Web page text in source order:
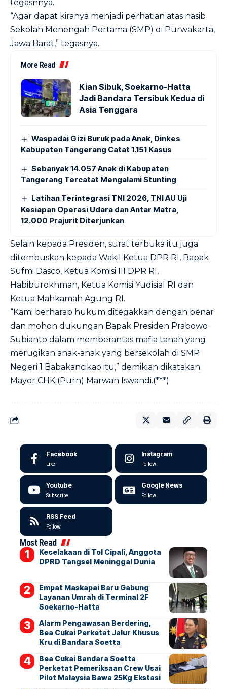
tegasnnya.
“Agar dapat kiranya menjadi perhatian atas nasib
Sekolah Menengah Pertama (SMP) di Purwakarta,
Jawa Barat,” tegasnya.
More Read
Kian Sibuk, Soekarno-Hatta
Jadi Bandara Tersibuk Kedua di
Asia Tenggara
Waspadai Gizi Buruk pada Anak, Dinkes
Kabupaten Tangerang Catat 1.151 Kasus
Sebanyak 14.057 Anak di Kabupaten
Tangerang Tercatat Mengalami Stunting
Latihan Terintegrasi TNI 2026, TNI AU Uji
Kesiapan Operasi Udara dan Antar Matra,
12.000 Prajurit Diterjunkan
Selain kepada Presiden, surat terbuka itu juga
ditembuskan kepada Wakil Ketua DPR RI, Bapak
Sufmi Dasco, Ketua Komisi III DPR RI,
Habiburokhman, Ketua Komisi Yudisial RI dan
Ketua Mahkamah Agung RI.
“Kami berharap hukum ditegakkan dengan benar
dan mohon dukungan Bapak Presiden Prabowo
Subianto dalam memberantas mafia tanah yang
merugikan anak-anak yang bersekolah di SMP
Negeri 1 Babakancikao itu,” demikian dikatakan
Mayor CHK (Purn) Marwan Iswandi.(***)
Facebook
Like
Instagram
Follow
Youtube
Subscribe
Google News
Follow
RSS Feed
Follow
Most Read
Kecelakaan di Tol Cipali, Anggota
DPRD Tangsel Meninggal Dunia
Empat Maskapai Baru Gabung
Layanan Umrah di Terminal 2F
Soekarno-Hatta
Alarm Pengawasan Berdering,
Bea Cukai Perketat Jalur Khusus
Kru di Bandara Soetta
Bea Cukai Bandara Soetta
Perketat Pemeriksaan Crew Usai
Pilot Malaysia Bawa 25Kg Ekstasi